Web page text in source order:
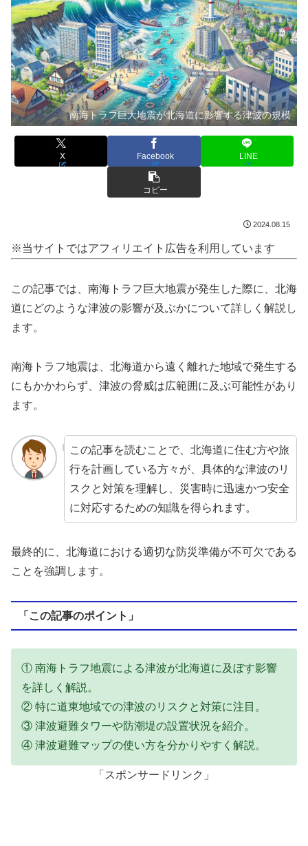
南海トラフ巨大地震が北海道に影響する津波の規模
X Facebook LINE
コピー
2024.08.15
※当サイトではアフィリエイト広告を利用しています
この記事では、南海トラフ巨大地震が発生した際に、北海
道にどのような津波の影響が及ぶかについて詳しく解説し
ます。
南海トラフ地震は、北海道から遠く離れた地域で発生する
にもかかわらず、津波の脅威は広範囲に及ぶ可能性があり
ます。
この記事を読むことで、北海道に住む方や旅
行を計画している方々が、具体的な津波のリ
スクと対策を理解し、災害時に迅速かつ安全
に対応するための知識を得られます。
最終的に、北海道における適切な防災準備が不可欠である
ことを強調します。
「この記事のポイント」
① 南海トラフ地震による津波が北海道に及ぼす影響
を詳しく解説。
② 特に道東地域での津波のリスクと対策に注目。
③ 津波避難タワーや防潮堤の設置状況を紹介。
④ 津波避難マップの使い方を分かりやすく解説。
「スポンサードリンク」